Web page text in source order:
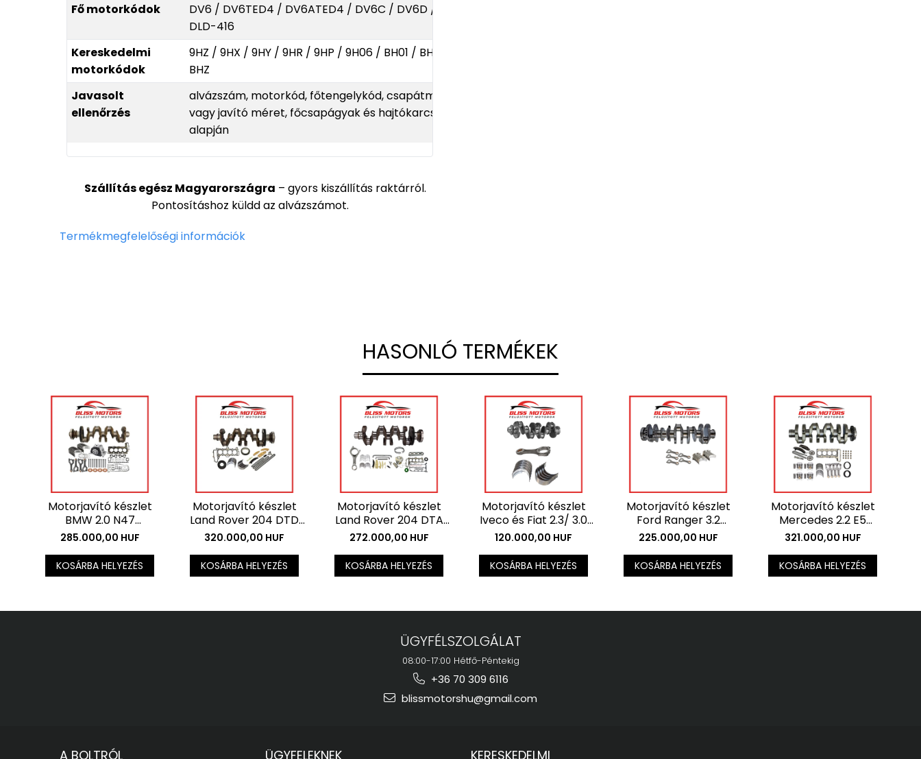
Fő motorkódok
DV6 / DV6TED4 / DV6ATED4 / DV6C / DV6D / DV6FD /
DLD-416
Kereskedelmi
motorkódok
9HZ / 9HX / 9HY / 9HR / 9HP / 9H06 / BH01 / BH02 / BHY /
BHZ
Javasolt
ellenőrzés
alvázszám, motorkód, főtengelykód, csapátmérők, STD
vagy javító méret, főcsapágyak és hajtókarcsapágyak
alapján
Szállítás egész Magyarországra – gyors kiszállítás raktárról.
Pontosításhoz küldd az alvázszámot.
Termékmegfelelőségi információk
HASONLÓ TERMÉKEK
Motorjavító készlet
BMW 2.0 N47
motorokhoz - Nitridált
főtengely + csapágy
készlet . Az ár az ÁFÁ-t
nem tartalmazza.
285.000,00 HUF
KOSÁRBA HELYEZÉS
Motorjavító készlet
Land Rover 204 DTD
motorokhoz -
Főtengely + csapágy
készlet . Az ár az ÁFÁ-t
nem tartalmazza.
320.000,00 HUF
KOSÁRBA HELYEZÉS
Motorjavító készlet
Land Rover 204 DTA
motorokhoz -
Főtengely + csapágy
készlet . Az ár az ÁFÁ-t
nem tartalmazza.
272.000,00 HUF
KOSÁRBA HELYEZÉS
Motorjavító készlet
Iveco és Fiat 2.3/ 3.0
motorokhoz -
Főtengely + csapágy
készlet . Az ár az ÁFÁ-t
nem tartalmazza.
120.000,00 HUF
KOSÁRBA HELYEZÉS
Motorjavító készlet
Ford Ranger 3.2
motorokhoz -
Főtengely + csapágy
készlet . Az ár az ÁFÁ-t
nem tartalmazza.
225.000,00 HUF
KOSÁRBA HELYEZÉS
Motorjavító készlet
Mercedes 2.2 E5
motorokhoz -
Főtengely + csapágy
készlet . Az ár az ÁFÁ-t
nem tartalmazza.
321.000,00 HUF
KOSÁRBA HELYEZÉS
ÜGYFÉLSZOLGÁLAT
08:00-17:00 Hétfő-Péntekig
+36 70 309 6116
blissmotorshu@gmail.com
A BOLTRÓL ÜGYFELEKNEK KERESKEDELMI